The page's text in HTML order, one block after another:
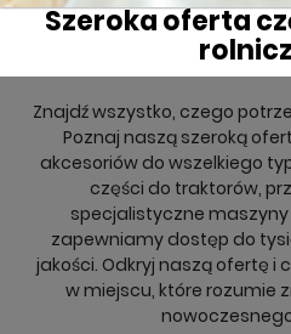
Szeroka oferta
Znajdź wszystko, czego
Poznaj naszą szeroką
akcesoriów do wszelkiego
części do traktorów,
specjalistyczne
zapewniamy dostęp do
jakości. Odkryj naszą ofertę i
w miejscu, które rozumie